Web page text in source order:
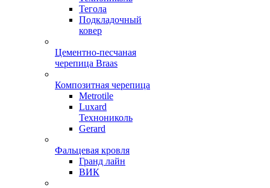
Тегола
Подкладочный
ковер
Цементно-песчаная
черепица Braas
Композитная черепица
Metrotile
Luxard
Технониколь
Gerard
Фальцевая кровля
Гранд лайн
ВИК